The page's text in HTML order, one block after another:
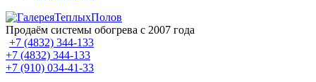
Продаём системы обогрева с 2007 года
+7 (4832) 344-133
+7 (4832) 344-133
+7 (910) 034-41-33